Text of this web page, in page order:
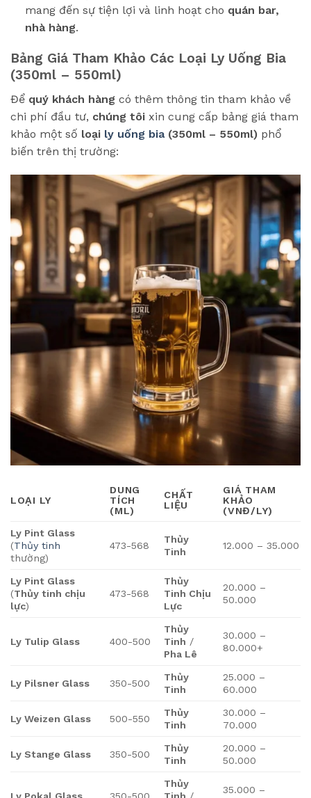
mang đến sự tiện lợi và linh hoạt cho quán bar,
nhà hàng.
Bảng Giá Tham Khảo Các Loại Ly Uống Bia
(350ml – 550ml)
Để quý khách hàng có thêm thông tin tham khảo về
chi phí đầu tư, chúng tôi xin cung cấp bảng giá tham
khảo một số loại ly uống bia(350ml – 550ml) phổ
biến trên thị trường:
LOẠI LY
DUNG
TÍCH
(ML)
CHẤT
LIỆU
GIÁ THAM
KHẢO
(VNĐ/LY)
Ly Pint Glass
(Thủy tinh
thường)
473-568
Thủy
Tinh
12.000 – 35.000
Ly Pint Glass
(Thủy tinh chịu
lực)
473-568
Thủy
Tinh Chịu
Lực
20.000 –
50.000
Ly Tulip Glass 400-500
Thủy
Tinh /
Pha Lê
30.000 –
80.000+
Ly Pilsner Glass 350-500
Thủy
Tinh
25.000 –
60.000
Ly Weizen Glass 500-550
Thủy
Tinh
30.000 –
70.000
Ly Stange Glass 350-500
Thủy
Tinh
20.000 –
50.000
Ly Pokal Glass 350-500
Thủy
Tinh /
35.000 –